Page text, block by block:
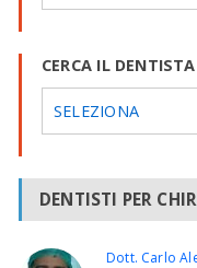
CERCA IL DENTISTA
SELEZIONA
DENTISTI PER
Dott. Carlo